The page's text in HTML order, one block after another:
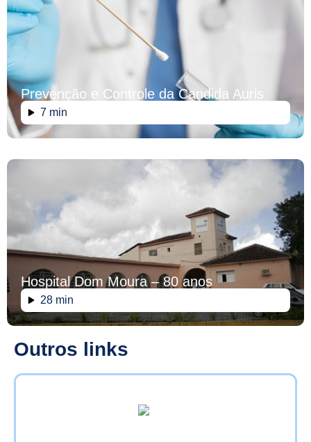
Prevenção e Controle da Candida Auris
7 min
Hospital Dom Moura – 80 anos
28 min
Outros links